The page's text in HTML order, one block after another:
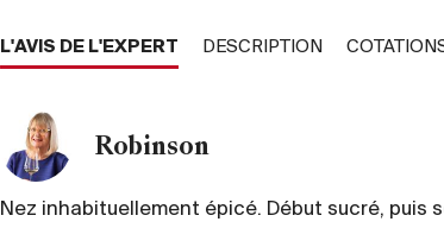
L'AVIS DE L'EXPERT DESCRIPTION
Robinson
Nez inhabituellement épicé. Début sucré, puis